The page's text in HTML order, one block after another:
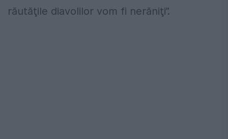
răutăţile diavolilor vom fi nerăniţi”.